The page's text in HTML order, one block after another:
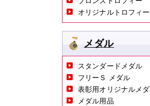
オリジナルトロフィー
メダル
スタンダードメダル
フリーＳ メダル
表彰用オリジナルメ
メダル用品